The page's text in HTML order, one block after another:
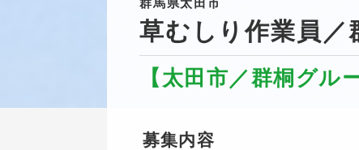
群馬県太田市
草むしり作業員／
【太田市／群桐グル
募集内容